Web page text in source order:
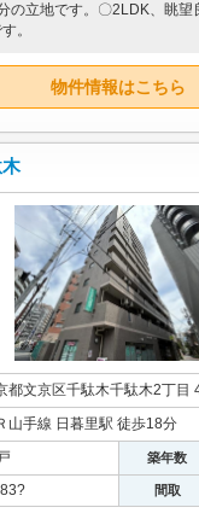
の立地です。〇2LDK、眺望
。
物件情報はこちら
都文京区千駄木千駄木2丁目
山手線 日暮里駅 徒歩18分
築年数
間取